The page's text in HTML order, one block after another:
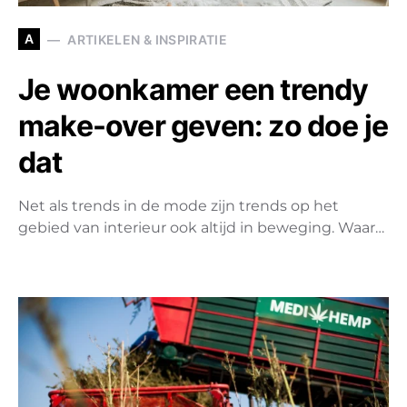
A ARTIKELEN & INSPIRATIE
Je woonkamer een trendy
make-over geven: zo doe je
dat
Net als trends in de mode zijn trends op het
gebied van interieur ook altijd in beweging. Waar…